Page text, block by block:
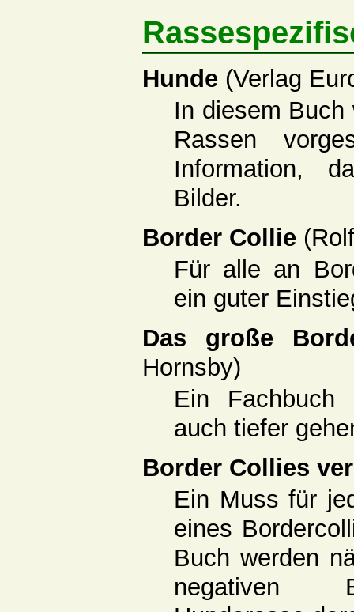
Hunde (Verlag
In diesem Buch
Rassen
Information,
Bilder.
Border Collie
Für alle an
ein guter
Das große
Hornsby)
Ein
auch tiefer
Border Collies
Ein Muss für
eines
Buch werden
negativen